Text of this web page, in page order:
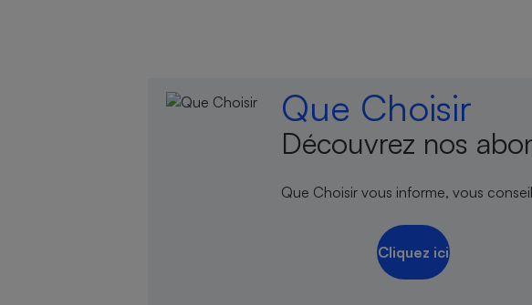
Que Choisir
Découvrez nos
Que Choisir vous informe, vous
Cliquez ici